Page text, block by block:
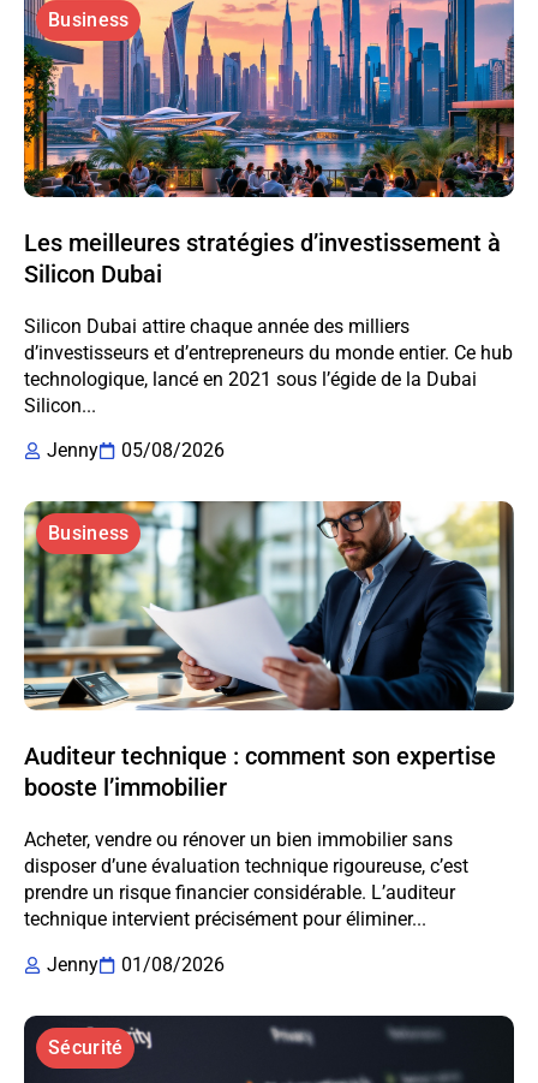
Business
Les meilleures stratégies d’investissement à
Silicon Dubai
Silicon Dubai attire chaque année des milliers
d’investisseurs et d’entrepreneurs du monde entier. Ce hub
technologique, lancé en 2021 sous l’égide de la Dubai
Silicon...
Jenny
05/08/2026
Business
Auditeur technique : comment son expertise
booste l’immobilier
Acheter, vendre ou rénover un bien immobilier sans
disposer d’une évaluation technique rigoureuse, c’est
prendre un risque financier considérable. L’auditeur
technique intervient précisément pour éliminer...
Jenny
01/08/2026
Sécurité